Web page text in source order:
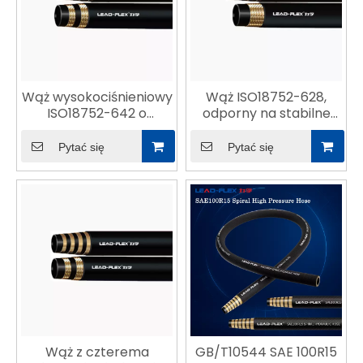
Wąż wysokociśnieniowy
ISO18752-642 o
wysokiej wytrzymałości
Pytać się
Wąż ISO18752-628,
odporny na stabilne
ciśnienie i warunki
atmosferyczne
Pytać się
Wąż z czterema
GB/T10544 SAE 100R15